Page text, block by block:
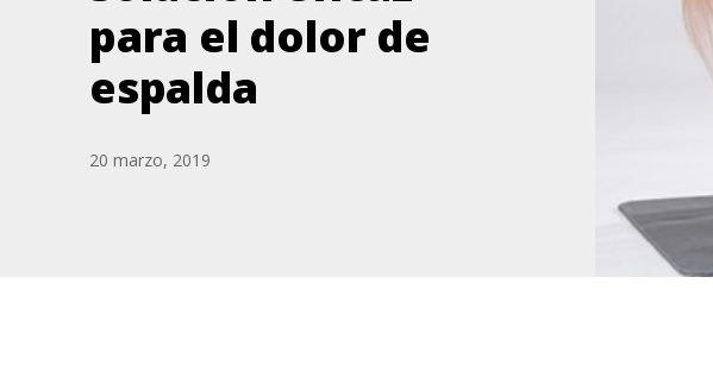
para el dolor de
espalda
20 marzo, 2019